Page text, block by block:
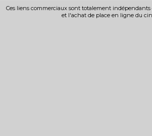
Ces liens commerciaux sont totalement indépendants
et l'achat de place en ligne du